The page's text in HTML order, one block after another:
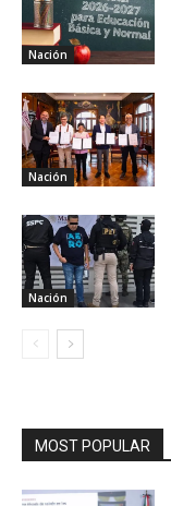
Nación
Nación
Nación
MOST POPULAR